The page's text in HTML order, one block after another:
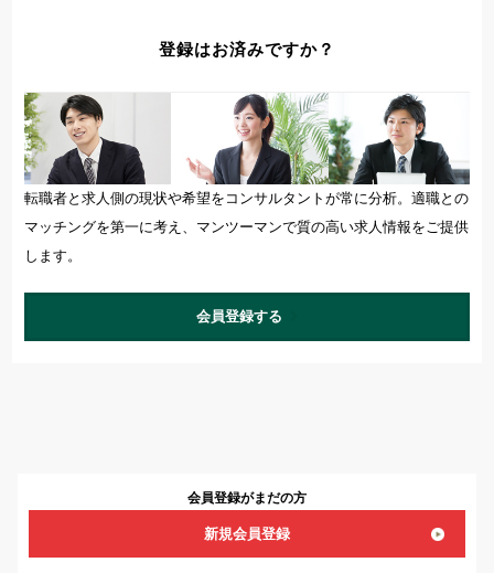
登録はお済みですか？
転職者と求人側の現状や希望をコンサルタントが常に分析。適職との
マッチングを第一に考え、マンツーマンで質の高い求人情報をご提供
します。
会員登録する
会員登録がまだの方
新規会員登録